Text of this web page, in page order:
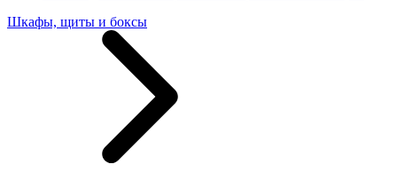
Шкафы, щиты и боксы